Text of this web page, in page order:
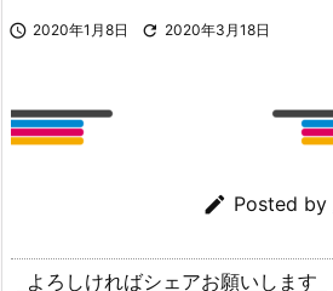
 2020年1月8日  2020年3月18日
 Posted by
よろしければシェアお願いします